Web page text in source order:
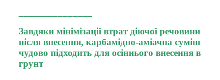
Завдяки мінімізації втрат діючої речовини
після внесення, карбамідно-аміачна суміш
чудово підходить для осіннього внесення в
грунт